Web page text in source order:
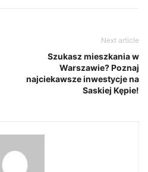
Next article
Szukasz mieszkania w
Warszawie? Poznaj
najciekawsze inwestycje na
Saskiej Kępie!